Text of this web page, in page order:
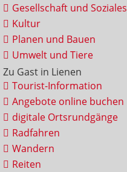
Gesellschaft und Soziales
Kultur
Planen und Bauen
Umwelt und Tiere
Zu Gast in Lienen
Tourist-Information
Angebote online buchen
digitale Ortsrundgänge
Radfahren
Wandern
Reiten